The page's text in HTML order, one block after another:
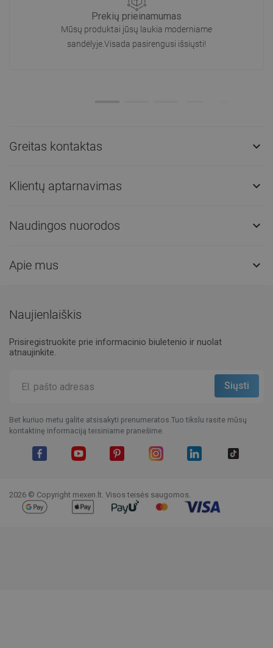
Prekių prieinamumas
Mūsų produktai jūsų laukia moderniame
sandėlyje.Visada pasirengusi išsiųsti!
Greitas kontaktas 
Klientų aptarnavimas 
Naudingos nuorodos 
Apie mus 
Naujienlaiškis
Prisiregistruokite prie informacinio biuletenio ir nuolat
atnaujinkite.
Bet kuriuo metu galite atsisakyti prenumeratos.Tuo tikslu rasite mūsų
kontaktinę informaciją teisiniame pranešime.
2026 © Copyright mexen.lt. Visos teisės saugomos.